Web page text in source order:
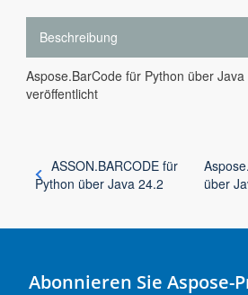
Beschreibung
Aspose.BarCode für Python über
veröffentlicht
ASSON.BARCODE für
Python über Java 24.2
über
Abonnieren Sie Aspose-